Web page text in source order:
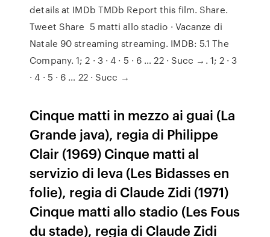
details at IMDb TMDb Report this film. Share.
Tweet Share 5 matti allo stadio · Vacanze di
Natale 90 streaming streaming. IMDB: 5.1 The
Company. 1; 2 · 3 · 4 · 5 · 6 … 22 · Succ →. 1; 2 · 3
· 4 · 5 · 6 … 22 · Succ →
Cinque matti in mezzo ai guai (La
Grande java), regia di Philippe
Clair (1969) Cinque matti al
servizio di leva (Les Bidasses en
folie), regia di Claude Zidi (1971)
Cinque matti allo stadio (Les Fous
du stade), regia di Claude Zidi